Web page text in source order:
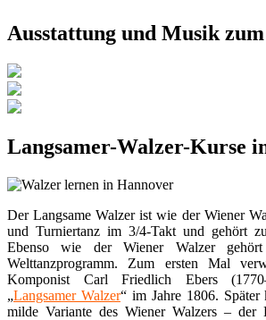
Ausstattung und Musik
Langsamer-Walzer-Kurse
Der Langsame Walzer ist wie der Wiener
und Turniertanz im 3/4-Takt und gehört
Ebenso wie der Wiener Walzer
Welttanzprogramm. Zum ersten Mal
Komponist Carl Friedlich Ebers
„Langsamer Walzer“ im Jahre 1806.
milde Variante des Wiener Walzers – der